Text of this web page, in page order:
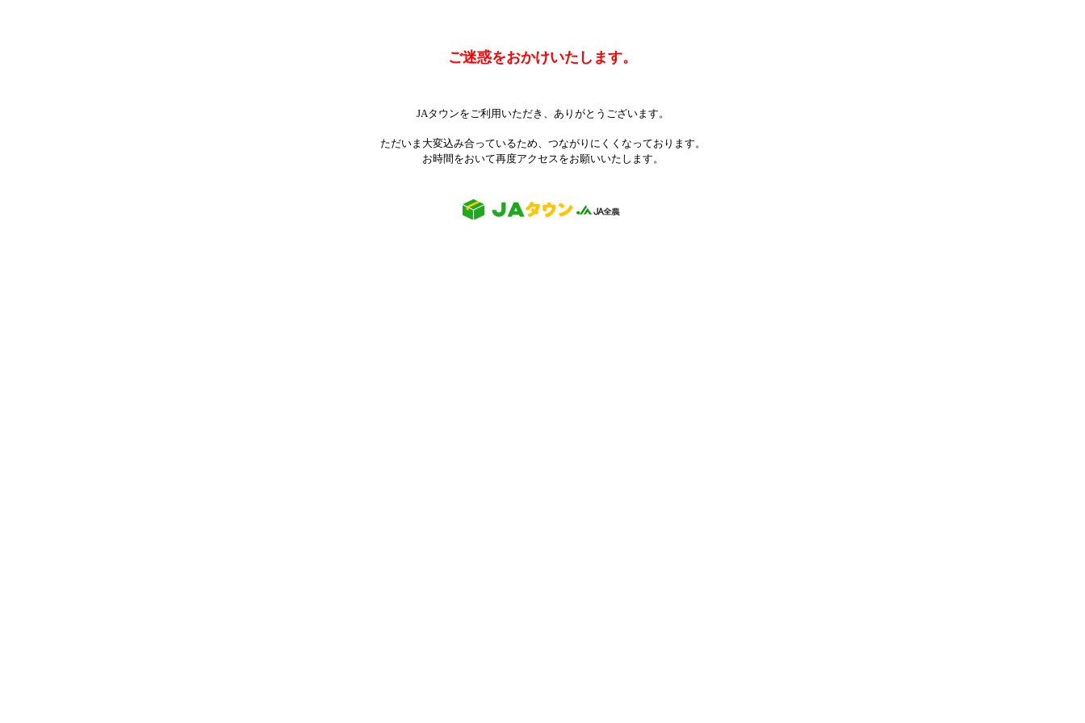
ご迷惑をおかけいたします。
JAタウンをご利用いただき、ありがとうございます。
ただいま大変込み合っているため、つながりにくくなっております。
お時間をおいて再度アクセスをお願いいたします。